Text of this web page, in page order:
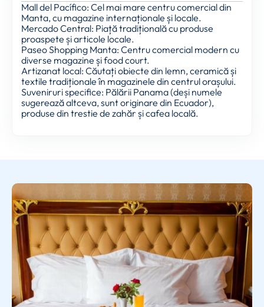
Mall del Pacífico: Cel mai mare centru comercial din
Manta, cu magazine internaționale și locale.
Mercado Central: Piață tradițională cu produse
proaspete și articole locale.
Paseo Shopping Manta: Centru comercial modern cu
diverse magazine și food court.
Artizanat local: Căutați obiecte din lemn, ceramică și
textile tradiționale în magazinele din centrul orașului.
Suveniruri specifice: Pălării Panama (deși numele
sugerează altceva, sunt originare din Ecuador),
produse din trestie de zahăr și cafea locală.